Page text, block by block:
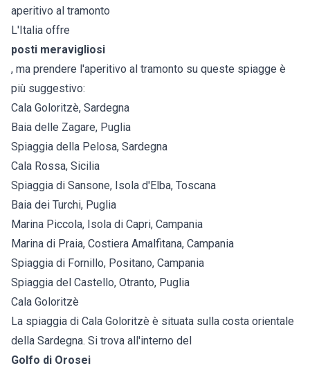
aperitivo al tramonto
L'Italia offre
posti meravigliosi
, ma prendere l'aperitivo al tramonto su queste spiagge è
più suggestivo:
Cala Goloritzè, Sardegna
Baia delle Zagare, Puglia
Spiaggia della Pelosa, Sardegna
Cala Rossa, Sicilia
Spiaggia di Sansone, Isola d'Elba, Toscana
Baia dei Turchi, Puglia
Marina Piccola, Isola di Capri, Campania
Marina di Praia, Costiera Amalfitana, Campania
Spiaggia di Fornillo, Positano, Campania
Spiaggia del Castello, Otranto, Puglia
Cala Goloritzè
La spiaggia di Cala Goloritzè è situata sulla costa orientale
della Sardegna. Si trova all'interno del
Golfo di Orosei